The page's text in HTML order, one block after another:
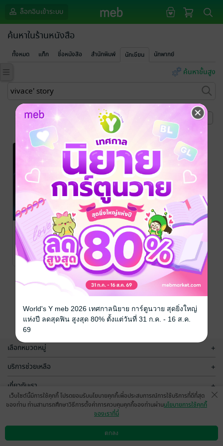
ล็อกอินเข้าระบบ
ค้นหาในร้านหนังสือ
ทั้งหมด แท็ก ชื่อหนังสือ สำนักพิมพ์ นักเขียน นักพากย์
ค้นหาขั้นสูง
หน้าที่ 1
-20%
Nightmare
อยากให้คืนนี้ไม่
ต้องฝันร้าย 1
Vivace' Story/
everY
นิยายวาย Boy
Love / Yaoi
2 Rating
Nightmare
อยากให้คืนนี้ไม่
ต้องฝันร้าย 2
Vivace' Story
/
everY
นิยายวาย Boy
Love / Yaoi
3 Rating
เลือกหมวดหมู่ +
บริการช่วยเหลือ +
เกี่ยวกับเรา +
กลุ่มธุรกิจในเครือ
ดาวน์โหลดแอป วิธีการใช้งาน ติดต่อเรา
เว็บไซต์นี้มีการใช้คุกกี้ โปรดยอมรับนโยบายคุกกี้เพื่อประสบการณ์การใช้บริการที่ดีที่สุด
ของท่าน ท่านสามารถศึกษาวิธีการตั้งค่าการควบคุมคุกกี้ของท่านผ่านนโยบายการใช้คุกกี้
ของเราที่นี่
ตกลง
World's Y meb 2026 เทศกาลนิยาย การ์ตูนวาย สุดยิ่งใหญ่
แห่งปี ลดสุดฟิน สูงสุด 80% ตั้งแต่วันที่ 31 ก.ค. - 16 ส.ค.
69